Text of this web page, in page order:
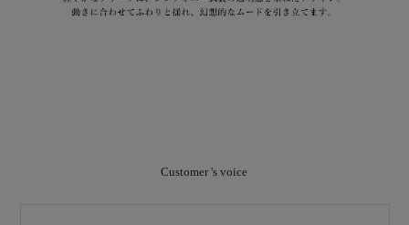
Customer 's voice